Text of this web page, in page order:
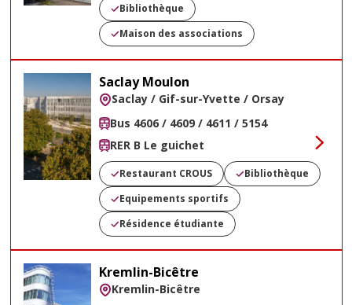
Bibliothèque
Maison des associations
Saclay Moulon
Saclay / Gif-sur-Yvette / Orsay
Bus 4606 / 4609 / 4611 / 5154
RER B Le guichet
Voir
Restaurant CROUS
Bibliothèque
Equipements sportifs
Résidence étudiante
Kremlin-Bicêtre
Kremlin-Bicêtre